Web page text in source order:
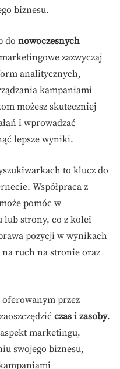
biznesu.
do nowoczesnych
zazwyczaj
analitycznych,
kampaniami
możesz skuteczniej
i wprowadzać
lepsze wyniki.
to klucz do
Współpraca z
pomóc w
lub strony, co z kolei
pozycji w wynikach
na ruch na stronie oraz
przez
czas i zasoby.
marketingu,
swojego biznesu,